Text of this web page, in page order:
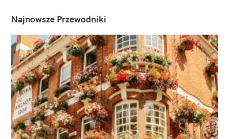
Najnowsze Przewodniki